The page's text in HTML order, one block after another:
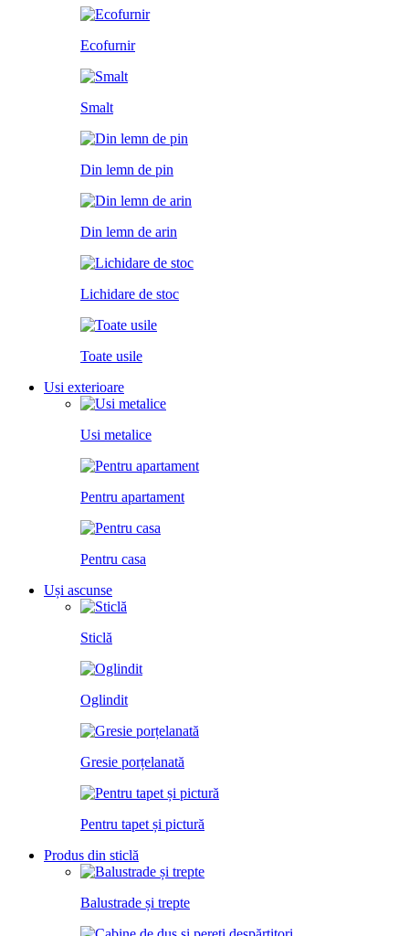
Ecofurnir
Smalt
Din lemn de pin
Din lemn de arin
Lichidare de stoc
Toate usile
Usi exterioare
Usi metalice
Pentru apartament
Pentru casa
Uși ascunse
Sticlă
Oglindit
Gresie porțelanată
Pentru tapet și pictură
Produs din sticlă
Balustrade și trepte